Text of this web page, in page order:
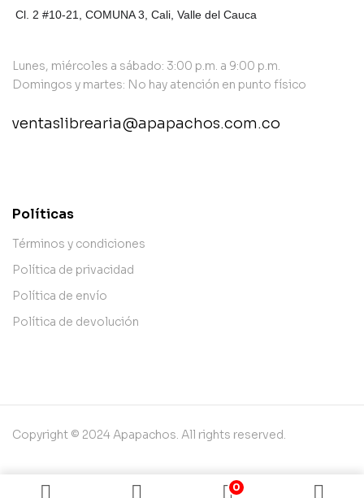
Cl. 2 #10-21, COMUNA 3, Cali, Valle del Cauca
Lunes, miércoles a sábado: 3:00 p.m. a 9:00 p.m.
Domingos y martes: No hay atención en punto físico
ventaslibrearia@apapachos.com.co
Políticas
Términos y condiciones
Política de privacidad
Política de envío
Política de devolución
Copyright © 2024 Apapachos. All rights reserved.
0